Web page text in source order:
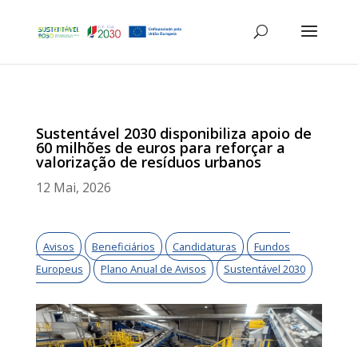
Sustentável 2030 disponibiliza apoio de
60 milhões de euros para reforçar a
valorização de resíduos urbanos
12 Mai, 2026
Avisos Beneficiários Candidaturas
Fundos
Europeus
Plano Anual de Avisos Sustentável 2030